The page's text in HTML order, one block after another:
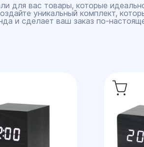
для вас товары, которые
уникальный комплект,
и сделает ваш заказ